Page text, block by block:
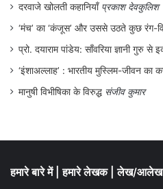
दरवाजे खोलती कहानियाँ प्रकाश देवकुलिश
‘मंच’ का ‘कंजूस’ और उससे उठते कुछ रंग-
प्रो. दयाराम पांडेय: साँवरिया ज्ञानी गुरु
‘इंशाअल्लाह’ : भारतीय मुस्लिम-जीवन का
मानुषी विभीषिका के विरुद्ध संजीव कुमार
हमारे बारे में हमारे लेखक लेख/आलेख